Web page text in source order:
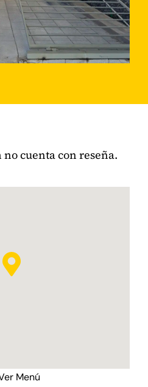
Menú
cuenta con reseña.